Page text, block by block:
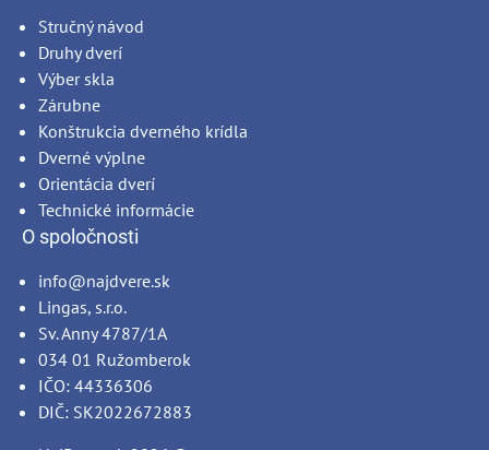
Stručný návod
Druhy dverí
Výber skla
Zárubne
Konštrukcia dverného krídla
Dverné výplne
Orientácia dverí
Technické informácie
O spoločnosti
info@najdvere.sk
Lingas, s.r.o.
Sv. Anny 4787/1A
034 01 Ružomberok
IČO: 44336306
DIČ: SK2022672883